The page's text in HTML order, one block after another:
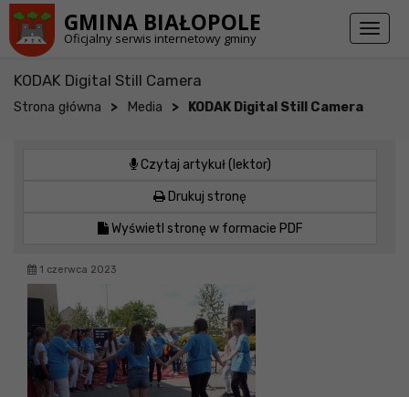
GMINA BIAŁOPOLE
Oficjalny serwis internetowy gminy
Toggle
KODAK Digital Still Camera
Strona główna > Media > KODAK Digital Still Camera
Czytaj artykuł (lektor)
Drukuj stronę
Wyświetl stronę w formacie PDF
1 czerwca 2023